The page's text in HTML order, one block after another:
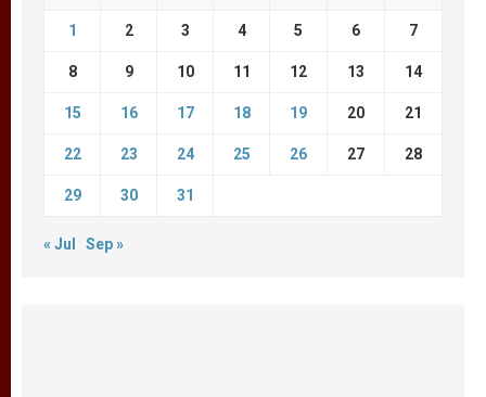
1 2 3 4 5 6 7
8 9 10 11 12 13 14
15 16 17 18 19 20 21
22 23 24 25 26 27 28
29 30 31
« Jul Sep »